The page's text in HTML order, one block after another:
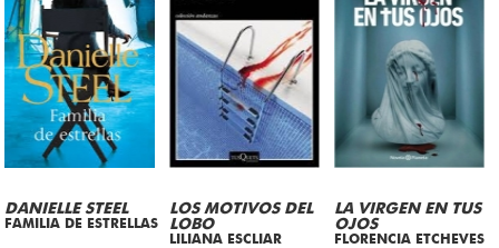
DANIELLE STEEL
FAMILIA DE ESTRELLAS
LOS MOTIVOS DEL
LOBO
LILIANA ESCLIAR
LA VIRGEN EN TUS
OJOS
FLORENCIA ETCHEVES